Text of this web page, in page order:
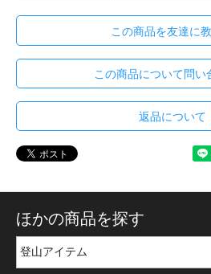
この商品を友達に
この商品について問い
返品について
ほかの商品を探す